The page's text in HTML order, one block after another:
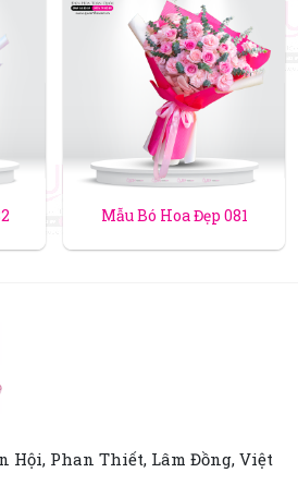
Mẫu Bó Hoa Đẹp 081
Hội, Phan Thiết, Lâm Đồng, Việt